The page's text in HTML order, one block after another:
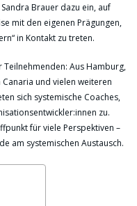
Brauer dazu ein, auf
mit den eigenen Prägungen,
in Kontakt zu treten.
Teilnehmenden: Aus Hamburg,
und vielen weiteren
sich systemische Coaches,
zu.
für viele Perspektiven –
am systemischen Austausch.